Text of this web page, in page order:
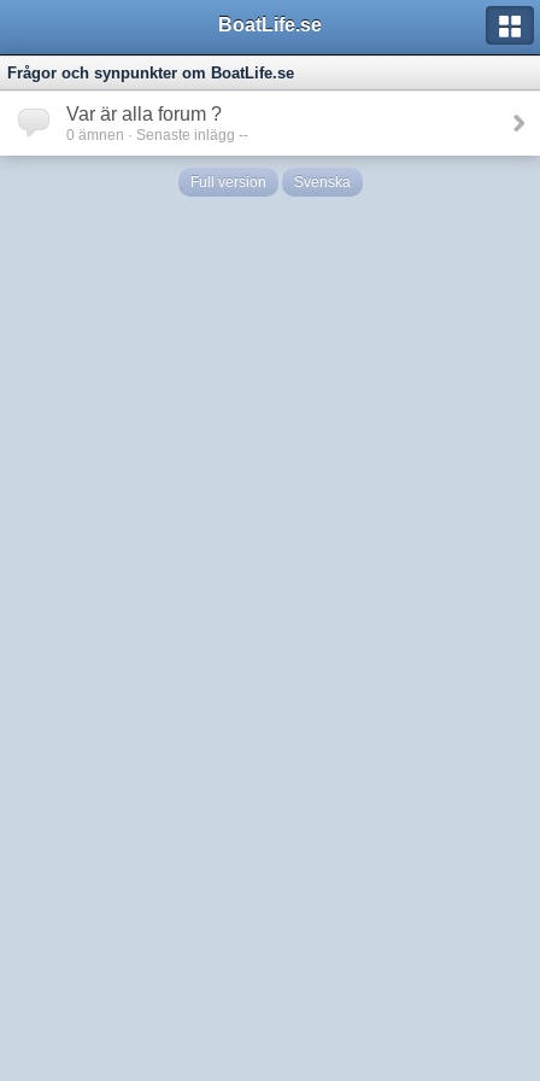
BoatLife.se
Frågor och synpunkter om BoatLife.se
Var är alla forum ?
0 ämnen · Senaste inlägg --
Full version Svenska